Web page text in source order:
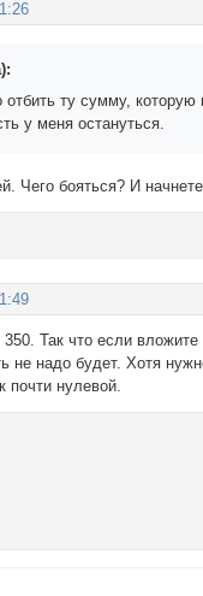
ту сумму,
у меня остануться.
Чего бояться? И
Так что если
не надо будет. Хотя
почти нулевой.